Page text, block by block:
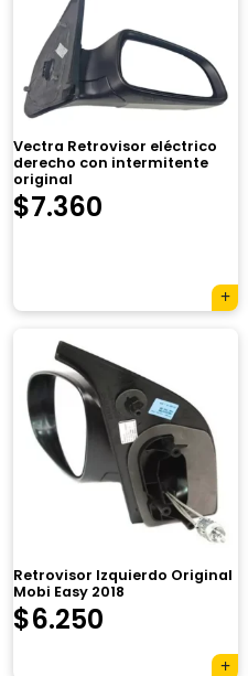
Vectra Retrovisor eléctrico
derecho con intermitente
original
$7.360
Retrovisor Izquierdo Original
Mobi Easy 2018
$6.250